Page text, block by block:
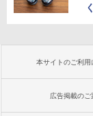
く
本サイトのご利用
広告掲載のご